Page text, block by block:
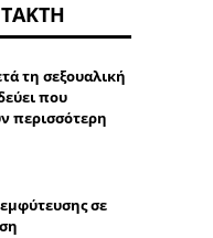
τη σεξουαλική
που
περισσότερη
σε